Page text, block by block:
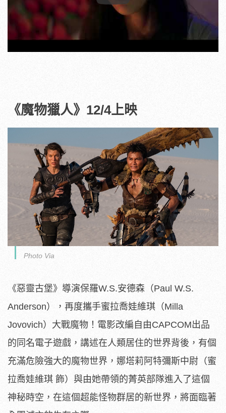
《魔物獵人》12/4上映
Photo Via
《惡靈古堡》導演保羅W.S.安德森（Paul W.S.
Anderson），再度攜手蜜拉喬娃維琪（Milla
Jovovich）大戰魔物！電影改編自由CAPCOM出品
的同名電子遊戲，講述在人類居住的世界背後，有個
充滿危險強大的魔物世界，娜塔莉阿特彌斯中尉（蜜
拉喬娃維琪 飾）與由她帶領的菁英部隊進入了這個
神秘時空，在這個超能怪物群居的新世界，將面臨著